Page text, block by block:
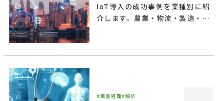
IoT導入の成功事例を業種別に紹
介します。農業・物流・製造・医
#画像処理#解析